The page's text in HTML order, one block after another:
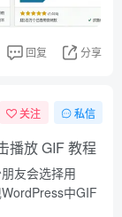
回复 分享
关注 私信
播放 GIF 教程
友会选择用
中GIF